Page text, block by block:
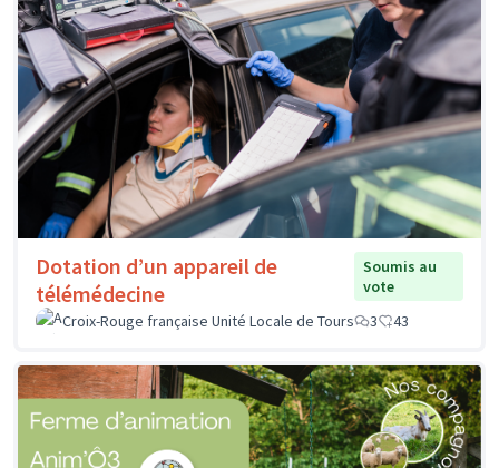
Dotation d’un appareil de
télémédecine
Soumis au
vote
Croix-Rouge française Unité Locale de Tours
3 43